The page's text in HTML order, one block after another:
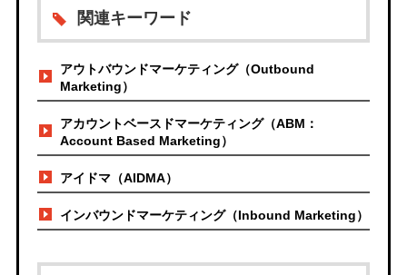
関連キーワード
アウトバウンドマーケティング（Outbound
Marketing）
アカウントベースドマーケティング（ABM：
Account Based Marketing）
アイドマ（AIDMA）
インバウンドマーケティング（Inbound Marketing）